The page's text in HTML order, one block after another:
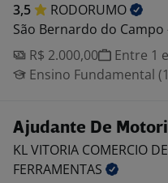
3,5
RODORUMO
São Bernardo do Campo
R$ 2.000,00
Entre 1
Ensino Fundamental
Ajudante De
KL VITORIA COMERCIO
FERRAMENTAS